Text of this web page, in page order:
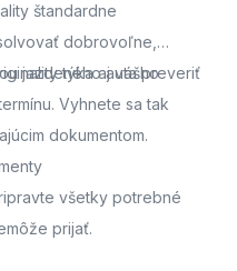
štandardne
dobrovoľne,
jazdeného auta preveriť
týka aj vášho
Vyhnete sa tak
dokumentom.
všetky potrebné
prijať.